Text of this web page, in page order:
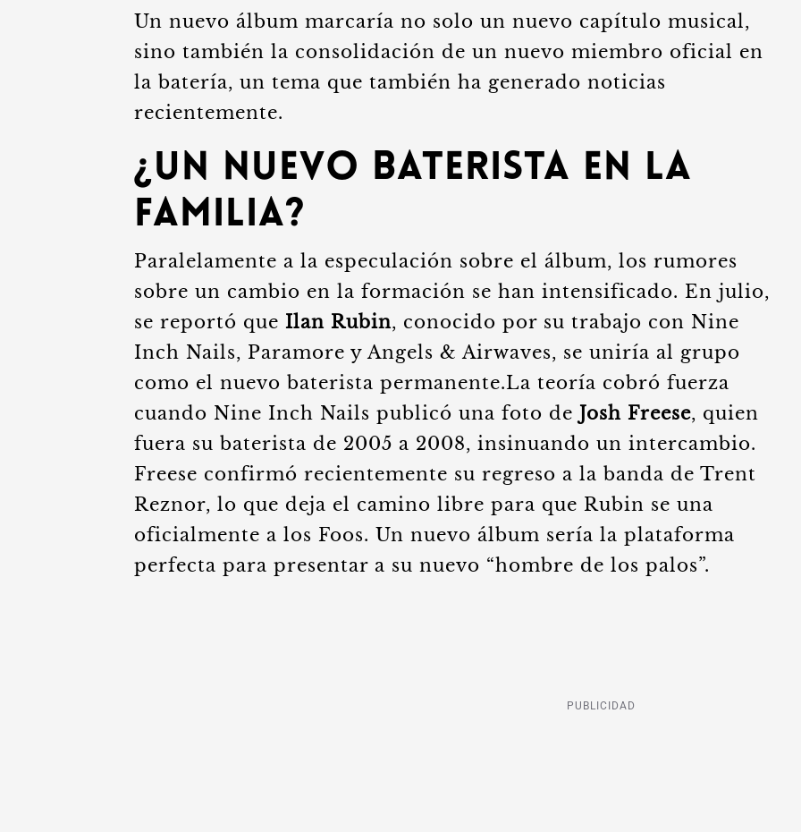
Un nuevo álbum marcaría no solo un nuevo capítulo musical,
sino también la consolidación de un nuevo miembro oficial en
la batería, un tema que también ha generado noticias
recientemente.
¿Un Nuevo Baterista en la
Familia?
Paralelamente a la especulación sobre el álbum, los rumores
sobre un cambio en la formación se han intensificado. En julio,
se reportó que Ilan Rubin, conocido por su trabajo con Nine
Inch Nails, Paramore y Angels & Airwaves, se uniría al grupo
como el nuevo baterista permanente.La teoría cobró fuerza
cuando Nine Inch Nails publicó una foto de Josh Freese, quien
fuera su baterista de 2005 a 2008, insinuando un intercambio.
Freese confirmó recientemente su regreso a la banda de Trent
Reznor, lo que deja el camino libre para que Rubin se una
oficialmente a los Foos. Un nuevo álbum sería la plataforma
perfecta para presentar a su nuevo “hombre de los palos”.
PUBLICIDAD